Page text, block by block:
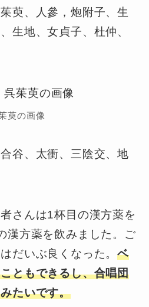
萸、人參，炮附子、生
生地、女貞子、杜仲、
萸の画像
谷、太衝、三陰交、地
さんは1杯目の漢方薬を
漢方薬を飲みました。ご
だいぶ良くなった。ベ
ともできるし、合唱団
たいです。